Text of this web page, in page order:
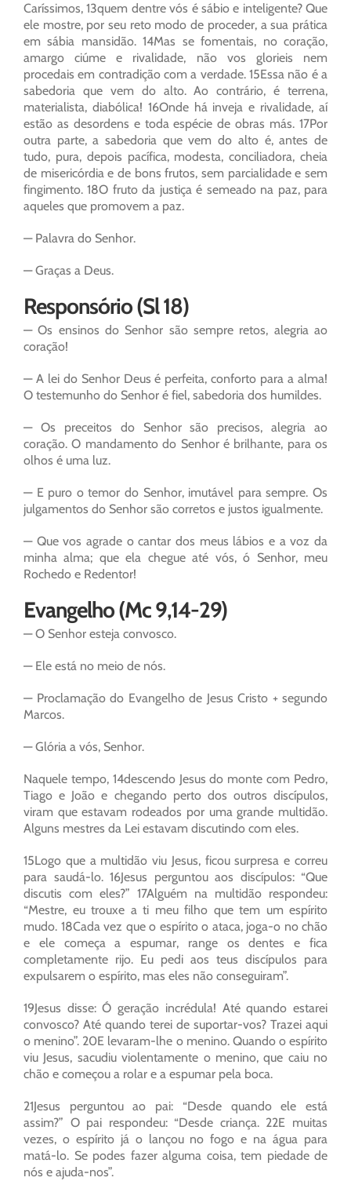
Caríssimos, 13quem dentre vós é sábio e inteligente? Que
ele mostre, por seu reto modo de proceder, a sua prática
em sábia mansidão. 14Mas se fomentais, no coração,
amargo ciúme e rivalidade, não vos glorieis nem
procedais em contradição com a verdade. 15Essa não é a
sabedoria que vem do alto. Ao contrário, é terrena,
materialista, diabólica! 16Onde há inveja e rivalidade, aí
estão as desordens e toda espécie de obras más. 17Por
outra parte, a sabedoria que vem do alto é, antes de
tudo, pura, depois pacífica, modesta, conciliadora, cheia
de misericórdia e de bons frutos, sem parcialidade e sem
fingimento. 18O fruto da justiça é semeado na paz, para
aqueles que promovem a paz.
— Palavra do Senhor.
— Graças a Deus.
Responsório (Sl 18)
— Os ensinos do Senhor são sempre retos, alegria ao
coração!
— A lei do Senhor Deus é perfeita, conforto para a alma!
O testemunho do Senhor é fiel, sabedoria dos humildes.
— Os preceitos do Senhor são precisos, alegria ao
coração. O mandamento do Senhor é brilhante, para os
olhos é uma luz.
— E puro o temor do Senhor, imutável para sempre. Os
julgamentos do Senhor são corretos e justos igualmente.
— Que vos agrade o cantar dos meus lábios e a voz da
minha alma; que ela chegue até vós, ó Senhor, meu
Rochedo e Redentor!
Evangelho (Mc 9,14-29)
— O Senhor esteja convosco.
— Ele está no meio de nós.
— Proclamação do Evangelho de Jesus Cristo + segundo
Marcos.
— Glória a vós, Senhor.
Naquele tempo, 14descendo Jesus do monte com Pedro,
Tiago e João e chegando perto dos outros discípulos,
viram que estavam rodeados por uma grande multidão.
Alguns mestres da Lei estavam discutindo com eles.
15Logo que a multidão viu Jesus, ficou surpresa e correu
para saudá-lo. 16Jesus perguntou aos discípulos: “Que
discutis com eles?” 17Alguém na multidão respondeu:
“Mestre, eu trouxe a ti meu filho que tem um espírito
mudo. 18Cada vez que o espírito o ataca, joga-o no chão
e ele começa a espumar, range os dentes e fica
completamente rijo. Eu pedi aos teus discípulos para
expulsarem o espírito, mas eles não conseguiram”.
19Jesus disse: Ó geração incrédula! Até quando estarei
convosco? Até quando terei de suportar-vos? Trazei aqui
o menino”. 20E levaram-lhe o menino. Quando o espírito
viu Jesus, sacudiu violentamente o menino, que caiu no
chão e começou a rolar e a espumar pela boca.
21Jesus perguntou ao pai: “Desde quando ele está
assim?” O pai respondeu: “Desde criança. 22E muitas
vezes, o espírito já o lançou no fogo e na água para
matá-lo. Se podes fazer alguma coisa, tem piedade de
nós e ajuda-nos”.